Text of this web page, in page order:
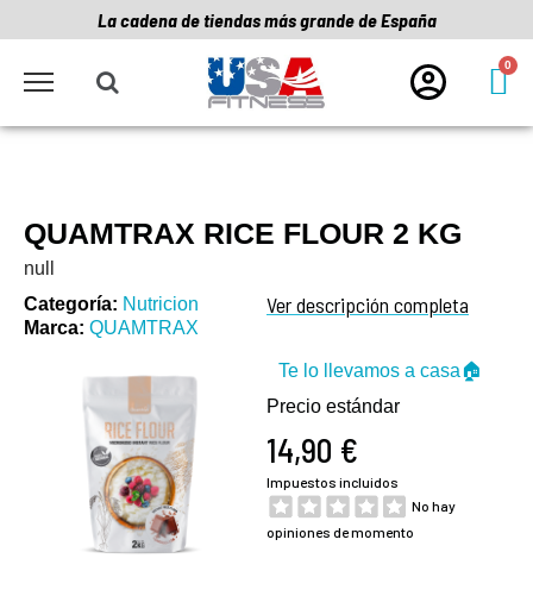
La cadena de tiendas más grande de España
QUAMTRAX RICE FLOUR 2 KG
null
Categoría
Nutricion
Marca QUAMTRAX
Ver descripción completa
Te lo llevamos a casa🏠
Precio estándar
14,90 €
Impuestos incluidos
No hay
opiniones de momento